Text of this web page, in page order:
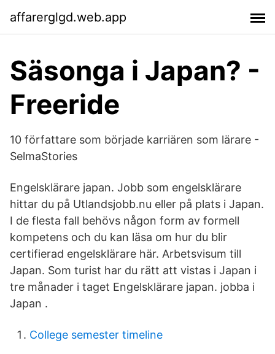
affarerglgd.web.app
Säsonga i Japan? -
Freeride
10 författare som började karriären som lärare -
SelmaStories
Engelsklärare japan. Jobb som engelsklärare
hittar du på Utlandsjobb.nu eller på plats i Japan.
I de flesta fall behövs någon form av formell
kompetens och du kan läsa om hur du blir
certifierad engelsklärare här. Arbetsvisum till
Japan. Som turist har du rätt att vistas i Japan i
tre månader i taget Engelsklärare japan. jobba i
Japan .
College semester timeline